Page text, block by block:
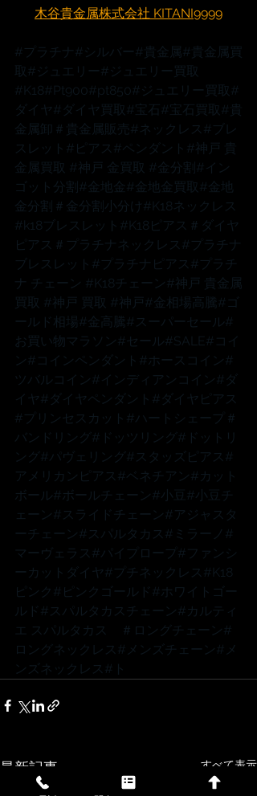
木谷貴金属株式会社 KITANI9999
#プラチナ #シルバー #貴金属#貴金属買
取 #ジュエリー #ジュエリー買取
#K18#Pt900#pt850#ジュエリー買取 #
ダイヤ #ダイヤ買取 #宝石 #宝石買取 #貴
金属卸 ＃貴金属販売#ネックレス #ブレ
スレット #ピアス #ペンダント #神戸 貴
金属買取 #神戸 金買取 #金分割 #イン
ゴット分割 #金地金 #金地金買取 #金地
金分割
＃金分割小分け #K18ネックレス
#k18ブレスレット #K18ピアス ＃ダイヤ
ピアス ＃プラチナネックレス #プラチナ
ブレスレット #プラチナピアス #プラチ
ナ
チェーン #K18チェーン #神戸 貴金属
買取 #神戸 買取 #神戸 #金相場高騰 #ゴ
ールド相場 #金高騰 #スーパーセール#
お買い物マラソン #セール#SALE#コイ
ン #コインペンダント #ホースコイン #
ツバルコイン #インディアンコイン #ダ
イヤ #ダイヤペンダント #ダイヤピアス
#プリンセスカット #ハートシェープ ＃
バンドリング #ドッツリング #ドットリ
ング #パヴェリング #スタッズピアス #
アメリカンピアス #ベネチアン #カット
ボール#ボールチェーン #小豆 #小豆チ
ェーン #スライドチェーン #アジャスタ
ーチェーン #スパルタカス #ミラーノ #
マーヴェラス #パイプロープ #ファンシ
ーカットダイヤ #プチネックレス #K18
ピンク #ピンクゴールド #ホワイトゴー
ルド #スパルタカスチェーン #カルティ
エ スパルタカス ＃ロングチェーン #
ロングネックレス #メンズチェーン #メ
ンズネックレス #ト
最新記事 すべて表示